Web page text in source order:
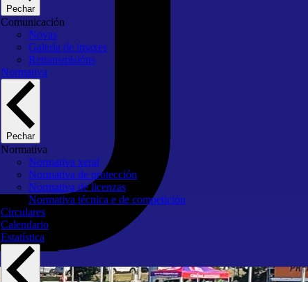
Pechar
Comunicación
Novas
Galería de imaxes
Retransmisións
Normativa
Pechar
Normativa
Normativa xeral
Normativa de protección
Normativa de licenzas
Normativa técnica e de competición
Circulares
Calendario
Estatística